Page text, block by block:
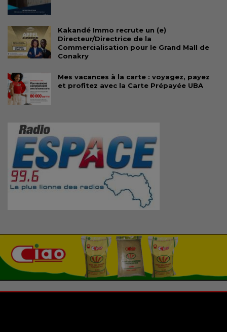
Kakandé Immo recrute un (e)
Directeur/Directrice de la
Commercialisation pour le Grand Mall de
Conakry
Mes vacances à la carte : voyagez, payez
et profitez avec la Carte Prépayée UBA